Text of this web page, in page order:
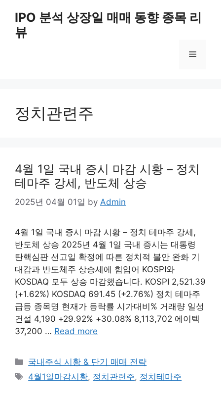
content
IPO 분석 상장일 매매 동향 종목 리
뷰
Menu
정치관련주
4월 1일 국내 증시 마감 시황 – 정치
테마주 강세, 반도체 상승
2025년 04월 01일 by Admin
4월 1일 국내 증시 마감 시황 – 정치 테마주 강세,
반도체 상승 2025년 4월 1일 국내 증시는 대통령
탄핵심판 선고일 확정에 따른 정치적 불안 완화 기
대감과 반도체주 상승세에 힘입어 KOSPI와
KOSDAQ 모두 상승 마감했습니다. KOSPI 2,521.39
(+1.62%) KOSDAQ 691.45 (+2.76%) 정치 테마주
급등 종목명 현재가 등락률 시가대비% 거래량 일성
건설 4,190 +29.92% +30.08% 8,113,702 에이텍
37,200 … Read more
Categories
국내주식 시황 & 단기 매매 전략
Tags
4월1일마감시황, 정치관련주, 정치테마주